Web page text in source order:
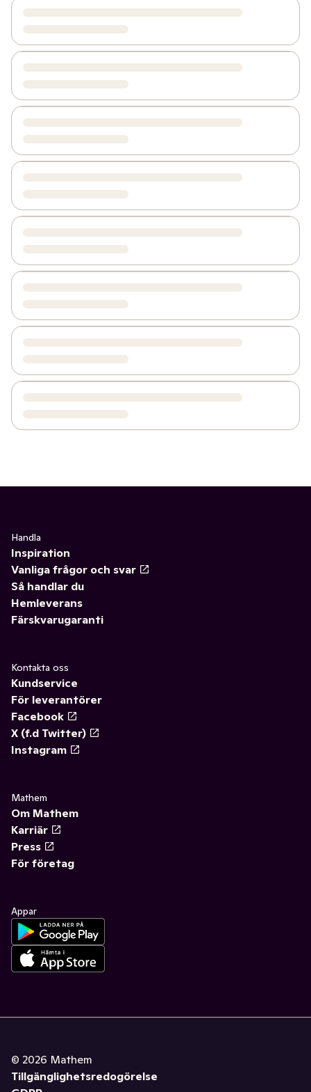
Handla
Inspiration
Vanliga frågor och svar
Så handlar du
Hemleverans
Färskvarugaranti
Kontakta oss
Kundservice
För leverantörer
Facebook
X (f.d Twitter)
Instagram
Mathem
Om Mathem
Karriär
Press
För företag
Appar
© 2026 Mathem
Tillgänglighetsredogörelse